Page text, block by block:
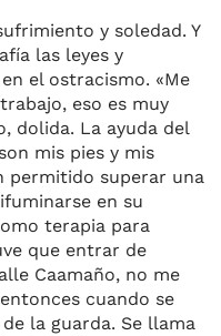
y soledad. Y
las leyes y
el ostracismo. «Me
eso es muy
dolida. La ayuda del
mis pies y mis
permitido superar una
en su
terapia para
que entrar de
Caamaño, no me
cuando se
la guarda. Se llama